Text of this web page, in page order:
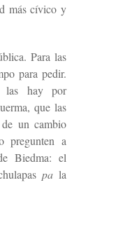
más cívico y
Para las
para pedir.
las hay por
que las
un cambio
a
Biedma: el
pa la